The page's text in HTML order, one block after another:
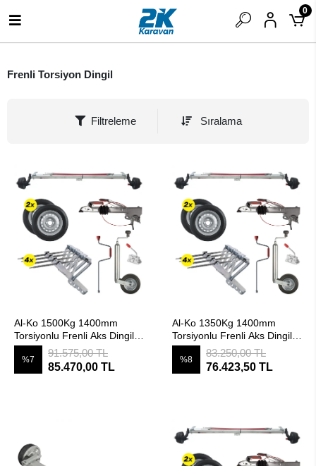
0
Frenli Torsiyon Dingil
Filtreleme Sıralama
Al-Ko 1500Kg 1400mm
Torsiyonlu Frenli Aks Dingil
Seti
%7
91.575,00 TL
85.470,00 TL
Al-Ko 1350Kg 1400mm
Torsiyonlu Frenli Aks Dingil
Seti
%8
83.250,00 TL
76.423,50 TL